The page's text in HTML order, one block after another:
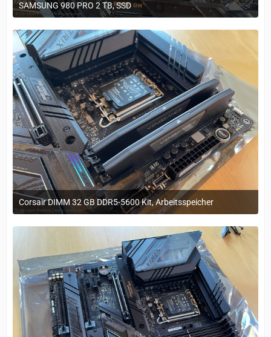
SAMSUNG 980 PRO 2 TB, SSD
29. März 2023 um 11:20
Corsair DIMM 32 GB DDR5-5600 Kit, Arbeitsspeicher
29. März 2023 um 11:20